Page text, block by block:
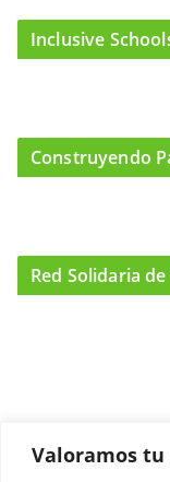
Valoramos
Inclusive
Construyendo
Red Solidaria